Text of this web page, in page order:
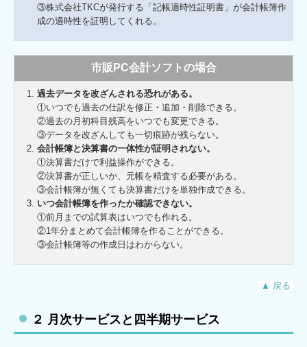
③株式会社TKCが発行する「記帳適時性証明書」が会計帳簿作
成の適時性を証明してくれる。
市販PC会計ソフトの場合
過去データを改ざんされる恐れがある。
①いつでも過去の仕訳を修正・追加・削除できる。
②過去の月初科目残高をいつでも変更できる。
③データを改ざんしても一切痕跡が残らない。
会計帳簿と決算書の一体性が証明されない。
①決算書だけで利益操作ができる。
②決算書が正しいか、元帳を精査する必要がある。
③会計帳簿が無くても決算書だけを単独作成できる。
いつ会計帳簿を作ったか確認できない。
①前月までの試算表はいつでも作れる。
②1年分まとめて会計帳簿を作ることができる。
③会計帳簿等の作成日はわからない。
▲ 戻る
２ 月次サービスと四半期サービス